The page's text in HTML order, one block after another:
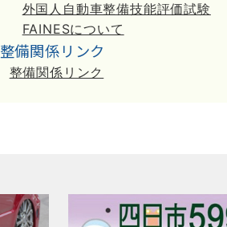
外国人自動車整備技能評価試験
FAINESについて
整備関係リンク
整備関係リンク